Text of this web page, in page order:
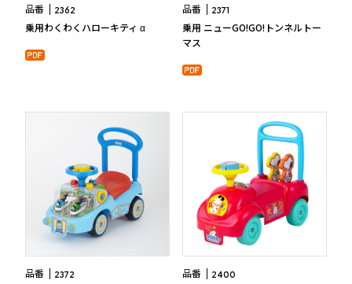
品番 2362
乗用わくわくハローキティ α
品番 2371
乗用 ニューGO!GO!トンネルトー
マス
品番 2372 品番 2400